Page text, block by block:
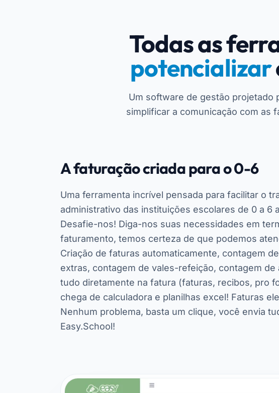
Todas as
potencializar
Um software de gestão projetado
simplificar a comunicação com as
A faturação criada para o 0-6
Uma ferramenta incrível pensada para facilitar o
administrativo das instituições escolares de 0 a 6
Desafie-nos! Diga-nos suas necessidades em
faturamento, temos certeza de que podemos
Criação de faturas automaticamente, contagem
extras, contagem de vales-refeição, contagem de
tudo diretamente na fatura (faturas, recibos, pro
chega de calculadora e planilhas excel! Faturas
Nenhum problema, basta um clique, você envia
Easy.School!